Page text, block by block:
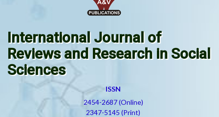
International Journal of
Reviews and Research in Social
Sciences
ISSN
2454-2687 (Online)
2347-5145 (Print)